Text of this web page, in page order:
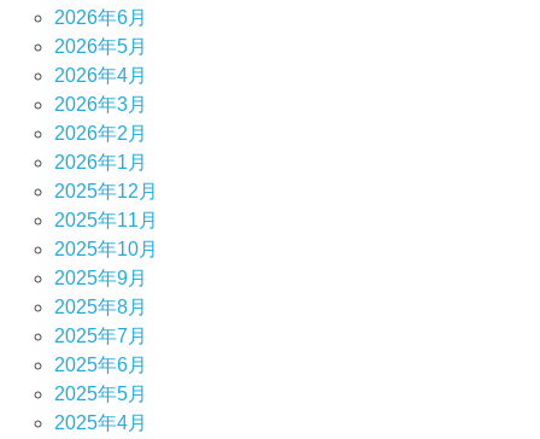
2026年6月
2026年5月
2026年4月
2026年3月
2026年2月
2026年1月
2025年12月
2025年11月
2025年10月
2025年9月
2025年8月
2025年7月
2025年6月
2025年5月
2025年4月